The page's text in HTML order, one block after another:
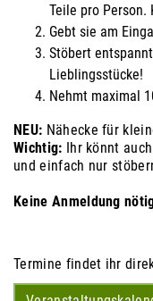
Teile pro Person.
Gebt sie am
Stöbert
Lieblingsstücke!
Nehmt maximal
NEU: Nähecke für
Wichtig: Ihr könnt
und einfach nur
Keine Anmeldung
Termine findet ihr